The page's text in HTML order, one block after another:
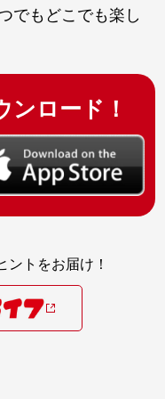
でもどこでも楽し
ンロード！
ントをお届け！